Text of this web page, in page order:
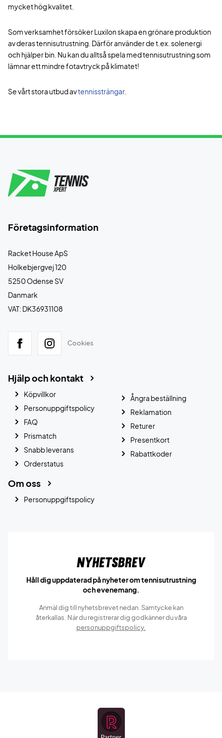
mycket hög kvalitet.
Som verksamhet försöker Luxilon skapa en grönare produktion
av deras tennisutrustning. Därför använder de t.ex. solenergi
och hjälper bin. Nu kan du alltså spela med tennisutrustning som
lämnar ett mindre fotavtryck på klimatet!
Se vårt stora utbud avtennissträngar.
Företagsinformation
Racket House ApS
Holkebjergvej 120
5250 Odense SV
Danmark
VAT: DK36931108
Cookies
Hjälp och kontakt
Köpvillkor
Personuppgiftspolicy
FAQ
Prismatch
Snabb leverans
Orderstatus
Ångra beställning
Reklamation
Returer
Presentkort
Rabattkoder
Om oss
Personuppgiftspolicy
Nyhetsbrev
Håll dig uppdaterad på nyheter om tennisutrustning
och evenemang.
Anmäl dig till nyhetsbrevet nedan. Samtycke kan
återkallas. När du registrerar dig godkänner du våra
personuppgiftspolicy.